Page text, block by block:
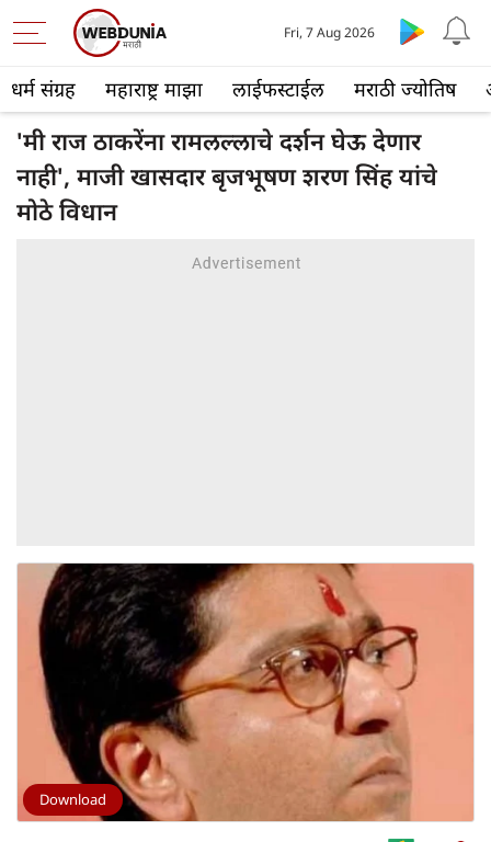
धर्म संग्रह महाराष्ट्र माझा लाईफस्टाईल मराठी ज्योतिष
Fri, 7 Aug 2026
'मी राज ठाकरेंना रामलल्लाचे दर्शन घेऊ देणार
नाही', माजी खासदार बृजभूषण शरण सिंह यांचे
मोठे विधान
Download